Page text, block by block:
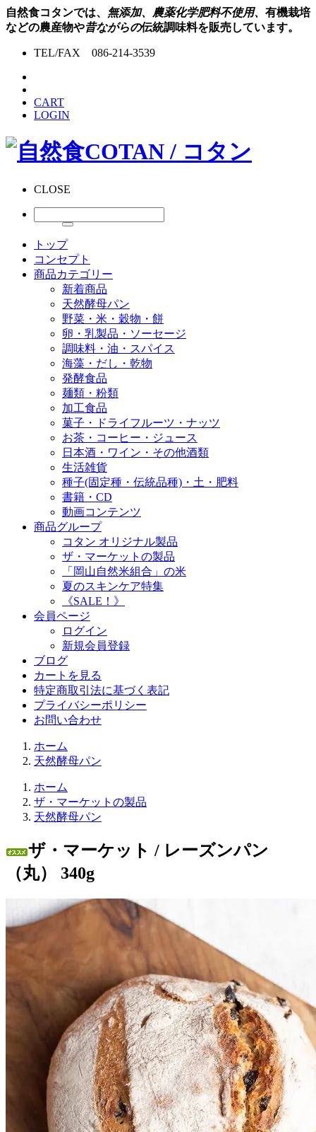
自然食コタンでは、 無添加、農薬化学肥料不使用、 有機栽培
などの農産物や昔ながらの伝統調味料を販売しています。
TEL/FAX 086-214-3539
CART
LOGIN
CLOSE
トップ
コンセプト
商品カテゴリー
新着商品
天然酵母パン
野菜・米・穀物・餅
卵・乳製品・ソーセージ
調味料・油・スパイス
海藻・だし・乾物
発酵食品
麺類・粉類
加工食品
菓子・ドライフルーツ・ナッツ
お茶・コーヒー・ジュース
日本酒・ワイン・その他酒類
生活雑貨
種子(固定種・伝統品種)・土・肥料
書籍・CD
動画コンテンツ
商品グループ
コタン オリジナル製品
ザ・マーケットの製品
「岡山自然米組合」の米
夏のスキンケア特集
《SALE！》
会員ページ
ログイン
新規会員登録
ブログ
カートを見る
特定商取引法に基づく表記
プライバシーポリシー
お問い合わせ
ホーム
天然酵母パン
ホーム
ザ・マーケットの製品
天然酵母パン
ザ・マーケット / レーズンパン
（丸） 340g